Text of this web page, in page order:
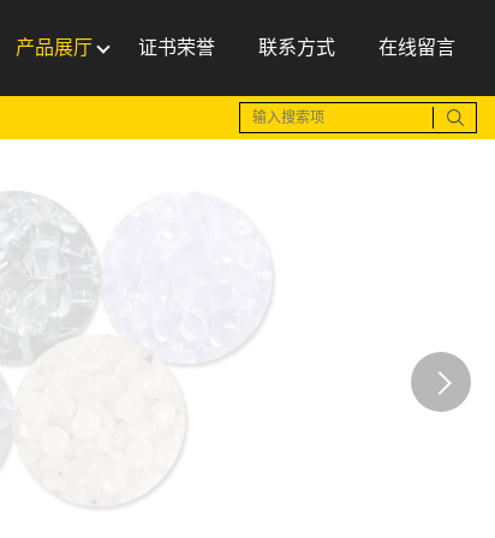
产品展厅 证书荣誉 联系方式 在线留言